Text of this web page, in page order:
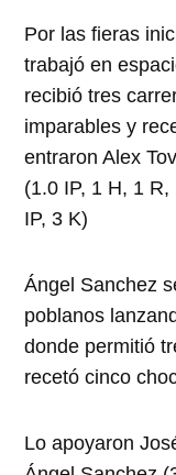
Por las fieras
trabajó en
recibió tres
imparables y
entraron Alex
(1.0 IP, 1 H, 1
IP, 3 K)
Ángel Sanchez
poblanos
donde permitió
recetó cinco
Lo apoyaron